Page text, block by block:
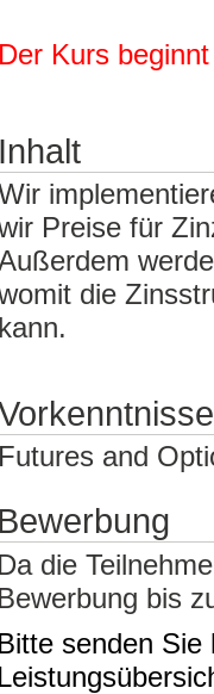
Der Kurs
Inhalt
Preise für
die
kann.
Futures and
Bewerbung
Da die
Bewerbung bis
Bitte senden Sie